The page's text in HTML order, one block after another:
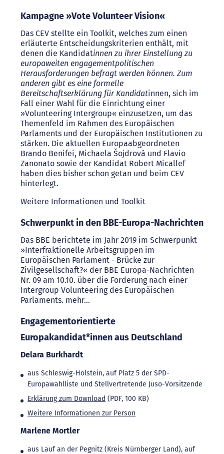
Kampagne »Vote Volunteer Vision«
Das CEV stellte ein Toolkit, welches zum einen
erläuterte Entscheidungskriterien enthält, mit
denen die Kandidatinnen zu ihrer Einstellung zu
europaweiten engagementpolitischen
Herausforderungen befragt werden können. Zum
anderen gibt es eine formelle
Bereitschaftserklärung für Kandidatinnen, sich im
Fall einer Wahl für die Einrichtung einer
»Volunteering Intergroup« einzusetzen, um das
Themenfeld im Rahmen des Europäischen
Parlaments und der Europäischen Institutionen zu
stärken. Die aktuellen Europaabgeordneten
Brando Benifei, Michaela Šojdrová und Flavio
Zanonato sowie der Kandidat Robert Micallef
haben dies bisher schon getan und beim CEV
hinterlegt.
Weitere Informationen und Toolkit
Schwerpunkt in den BBE-Europa-Nachrichten
Das BBE berichtete im Jahr 2019 im Schwerpunkt
»Interfraktionelle Arbeitsgruppen im
Europäischen Parlament - Brücke zur
Zivilgesellschaft?« der BBE Europa-Nachrichten
Nr. 09 am 10.10. über die Forderung nach einer
Intergroup Volunteering des Europäischen
Parlaments. mehr…
Engagementorientierte
Europakandidat*innen aus Deutschland
Delara Burkhardt
aus Schleswig-Holstein, auf Platz 5 der SPD-
Europawahlliste und Stellvertretende Juso-Vorsitzende
Erklärung zum Download (PDF, 100 KB)
Weitere Informationen zur Person
Marlene Mortler
aus Lauf an der Pegnitz (Kreis Nürnberger Land), auf